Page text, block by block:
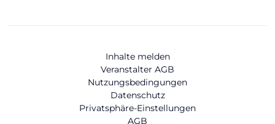
Inhalte melden
Veranstalter AGB
Nutzungsbedingungen
Datenschutz
Privatsphäre-Einstellungen
AGB